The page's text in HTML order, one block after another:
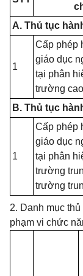
A. Thủ tục
1
Cấp phép
giáo dục
tại phân
trường
B. Thủ tục
1
Cấp phép
giáo dục
tại phân
trường
trường
2. Danh mục
phạm vi chức